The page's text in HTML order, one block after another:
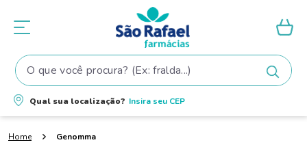
O que você procura? (Ex: fralda...)
Qual sua localização? Insira seu CEP
Genomma
Termos mais buscados
1º fralda
2 shampoo